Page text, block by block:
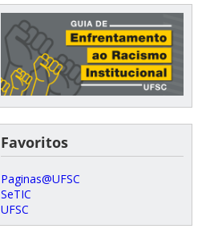
Favoritos
Paginas@UFSC
SeTIC
UFSC